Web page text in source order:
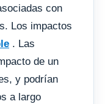
con
Los impactos
. Las
de un
y podrían
a largo